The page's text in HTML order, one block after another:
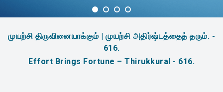
முயற்சி திருவினையாக்கும் | முயற்சி அதிர்ஷ்டத்தைத் தரும். -
616.
Effort Brings Fortune – Thirukkural - 616.